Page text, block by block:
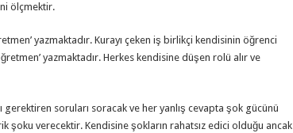
ölçmektir.
yazmaktadır. Kurayı çeken iş birlikçi kendisinin öğrenci
yazmaktadır. Herkes kendisine düşen rolü alır ve
soruları soracak ve her yanlış cevapta şok gücünü
şoku verecektir. Kendisine şokların rahatsız edici olduğu ancak